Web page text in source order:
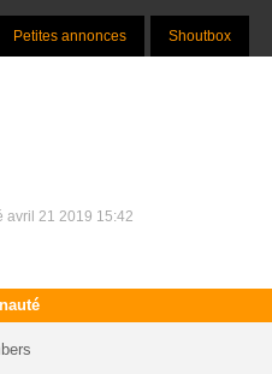
Petites annonces Shoutbox
avril 21 2019 15:42